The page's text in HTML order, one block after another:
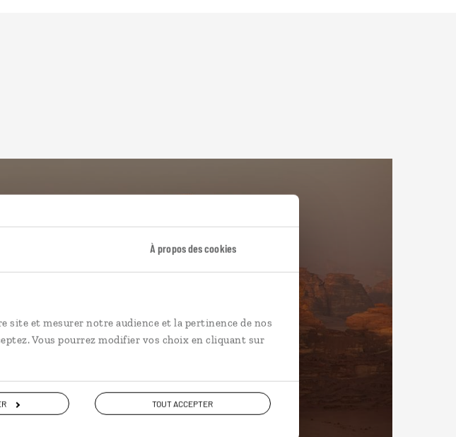
À propos des cookies
et mesurer notre audience et la pertinence de nos
Vous pourrez modifier vos choix en cliquant sur
TOUT ACCEPTER